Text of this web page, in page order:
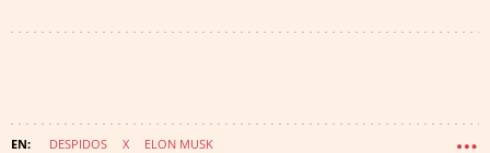
DESPIDOS X ELON MUSK